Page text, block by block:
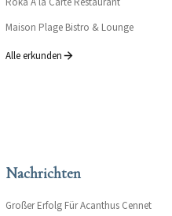
Maison Plage Bistro & Lounge
Alle erkunden
Nachrichten
Großer Erfolg Für Acanthus Cennet